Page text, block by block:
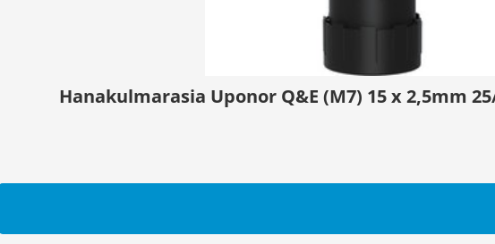
Hanakulmarasia Uponor Q&E (M7) 15 x 2,5mm